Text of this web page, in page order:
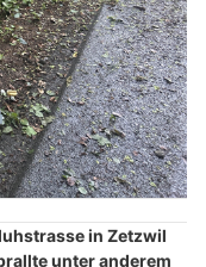
in Zetzwil
unter anderem